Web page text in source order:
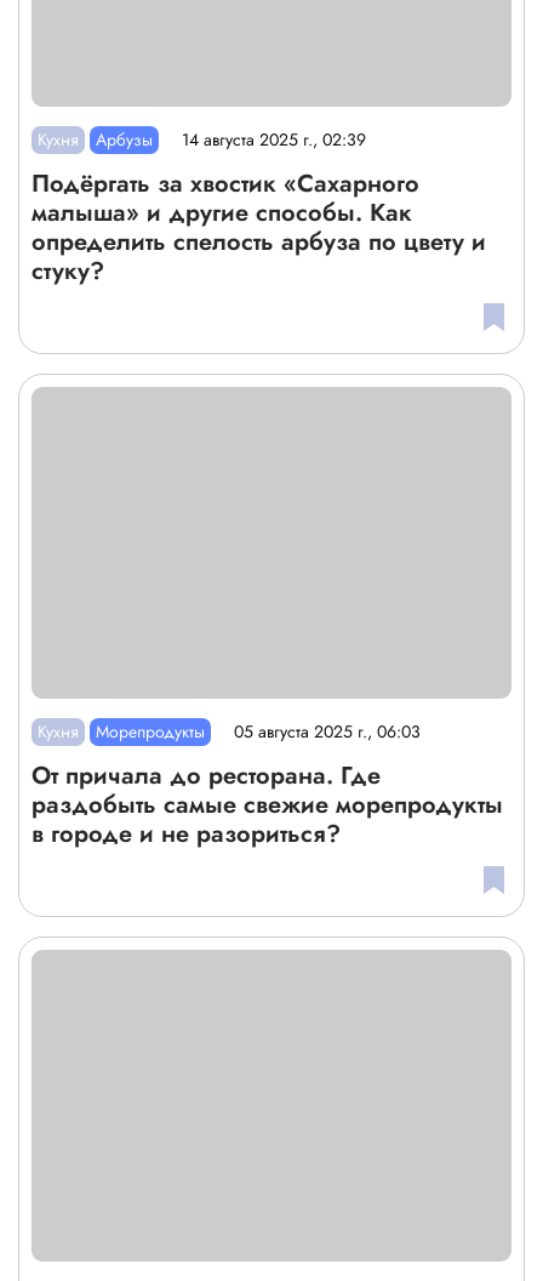
Кухня Арбузы 14 августа 2025 г., 02:39
Подёргать за хвостик «Сахарного
малыша» и другие способы. Как
определить спелость арбуза по цвету и
стуку?
Кухня Морепродукты 05 августа 2025 г., 06:03
От причала до ресторана. Где
раздобыть самые свежие морепродукты
в городе и не разориться?